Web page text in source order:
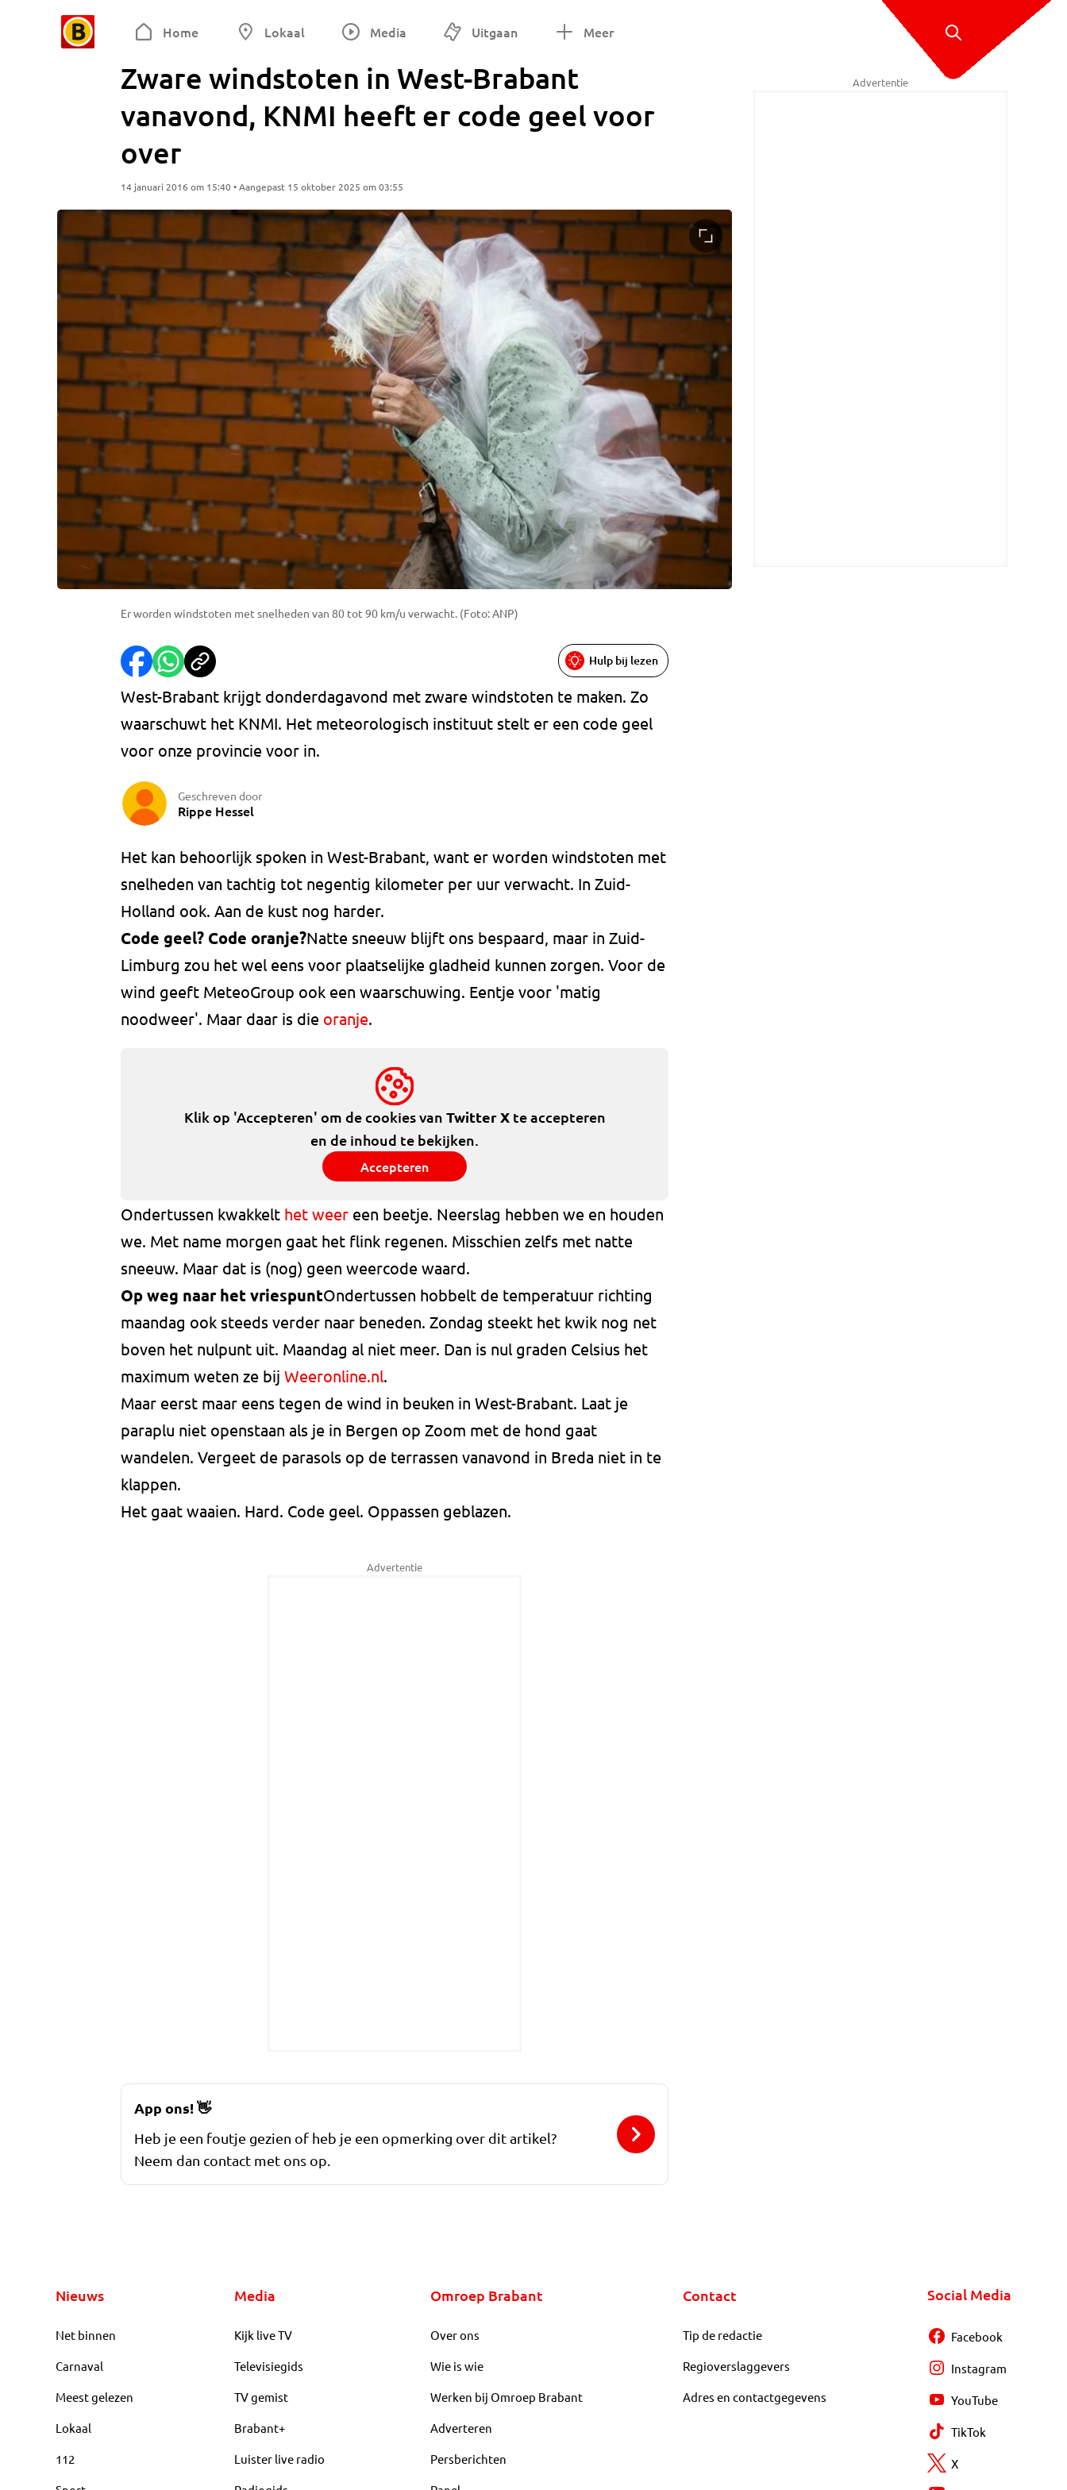
Home Lokaal Media Uitgaan Meer
Zware windstoten in West-Brabant
vanavond, KNMI heeft er code geel voor
over
14 januari 2016 om 15:40 • Aangepast 15 oktober 2025 om 03:55
Er worden windstoten met snelheden van 80 tot 90 km/u verwacht. (Foto: ANP)
Hulp bij lezen
West-Brabant krijgt donderdagavond met zware windstoten te maken. Zo
waarschuwt het KNMI. Het meteorologisch instituut stelt er een code geel
voor onze provincie voor in.
Geschreven door
Rippe Hessel
Het kan behoorlijk spoken in West-Brabant, want er worden windstoten met
snelheden van tachtig tot negentig kilometer per uur verwacht. In Zuid-
Holland ook. Aan de kust nog harder.
Code geel? Code oranje?Natte sneeuw blijft ons bespaard, maar in Zuid-
Limburg zou het wel eens voor plaatselijke gladheid kunnen zorgen. Voor de
wind geeft MeteoGroup ook een waarschuwing. Eentje voor 'matig
noodweer'. Maar daar is die oranje.
Klik op 'Accepteren' om de cookies van Twitter Xte accepteren
en de inhoud te bekijken.
Accepteren
Ondertussen kwakkelt het weer een beetje. Neerslag hebben we en houden
we. Met name morgen gaat het flink regenen. Misschien zelfs met natte
sneeuw. Maar dat is (nog) geen weercode waard.
Op weg naar het vriespuntOndertussen hobbelt de temperatuur richting
maandag ook steeds verder naar beneden. Zondag steekt het kwik nog net
boven het nulpunt uit. Maandag al niet meer. Dan is nul graden Celsius het
maximum weten ze bij Weeronline.nl.
Maar eerst maar eens tegen de wind in beuken in West-Brabant. Laat je
paraplu niet openstaan als je in Bergen op Zoom met de hond gaat
wandelen. Vergeet de parasols op de terrassen vanavond in Breda niet in te
klappen.
Het gaat waaien. Hard. Code geel. Oppassen geblazen.
Advertentie
Advertentie
App ons!👋
Heb je een foutje gezien of heb je een opmerking over dit artikel?
Neem dan contact met ons op.
Nieuws
Net binnen
Carnaval
Meest gelezen
Lokaal
112
Media
Kijk live TV
Televisiegids
TV gemist
Brabant+
Luister live radio
Omroep Brabant
Over ons
Wie is wie
Werken bij Omroep Brabant
Adverteren
Persberichten
Contact
Tip de redactie
Regioverslaggevers
Adres en contactgegevens
Social Media
Facebook
Instagram
YouTube
TikTok
X